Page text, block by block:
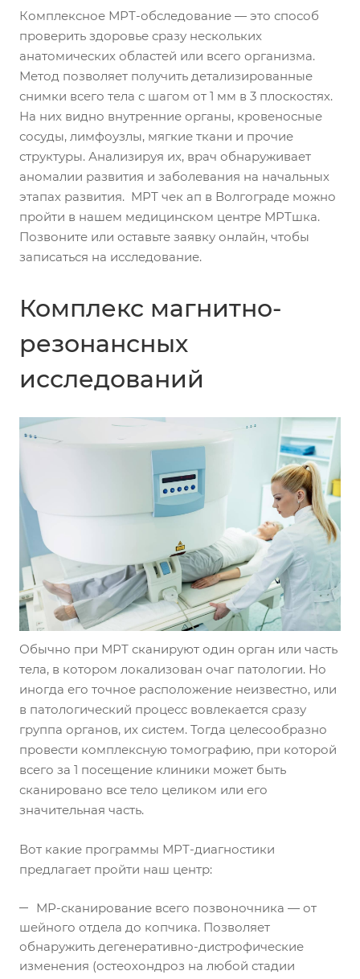
Комплексное МРТ-обследование — это способ
проверить здоровье сразу нескольких
анатомических областей или всего организма.
Метод позволяет получить детализированные
снимки всего тела с шагом от 1 мм в 3 плоскостях.
На них видно внутренние органы, кровеносные
сосуды, лимфоузлы, мягкие ткани и прочие
структуры. Анализируя их, врач обнаруживает
аномалии развития и заболевания на начальных
этапах развития. МРТ чек ап в Волгограде можно
пройти в нашем медицинском центре МРТшка.
Позвоните или оставьте заявку онлайн, чтобы
записаться на исследование.
Комплекс магнитно-
резонансных
исследований
Обычно при МРТ сканируют один орган или часть
тела, в котором локализован очаг патологии. Но
иногда его точное расположение неизвестно, или
в патологический процесс вовлекается сразу
группа органов, их систем. Тогда целесообразно
провести комплексную томографию, при которой
всего за 1 посещение клиники может быть
сканировано все тело целиком или его
значительная часть.
Вот какие программы МРТ-диагностики
предлагает пройти наш центр:
МР-сканирование всего позвоночника — от
шейного отдела до копчика. Позволяет
обнаружить дегенеративно-дистрофические
изменения (остеохондроз на любой стадии